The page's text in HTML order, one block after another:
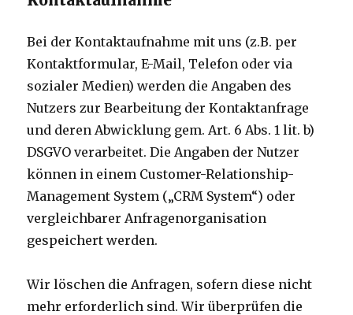
Bei der Kontaktaufnahme mit uns (z.B. per
Kontaktformular, E-Mail, Telefon oder via
sozialer Medien) werden die Angaben des
Nutzers zur Bearbeitung der Kontaktanfrage
und deren Abwicklung gem. Art. 6 Abs. 1 lit. b)
DSGVO verarbeitet. Die Angaben der Nutzer
können in einem Customer-Relationship-
Management System („CRM System“) oder
vergleichbarer Anfragenorganisation
gespeichert werden.
Wir löschen die Anfragen, sofern diese nicht
mehr erforderlich sind. Wir überprüfen die